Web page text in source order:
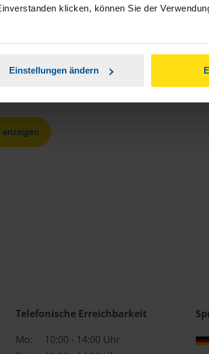
klicken, können Sie der
Einstellungen ändern
Telefonische Erreichbarkeit
Mo:
10:00 - 14:00 Uhr